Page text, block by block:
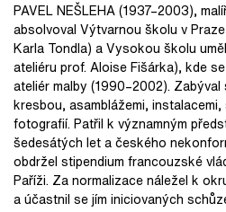
PAVEL NEŠLEHA (1937–2003),
absolvoval Výtvarnou školu v
Karla Tondla) a Vysokou školu
ateliéru prof. Aloise Fišárka), kde
ateliér malby (1990–2002).
kresbou, asamblážemi,
fotografií. Patřil k významným
šedesátých let a českého
obdržel stipendium francouzské
Paříži. Za normalizace náležel k
a účastnil se jím iniciovaných